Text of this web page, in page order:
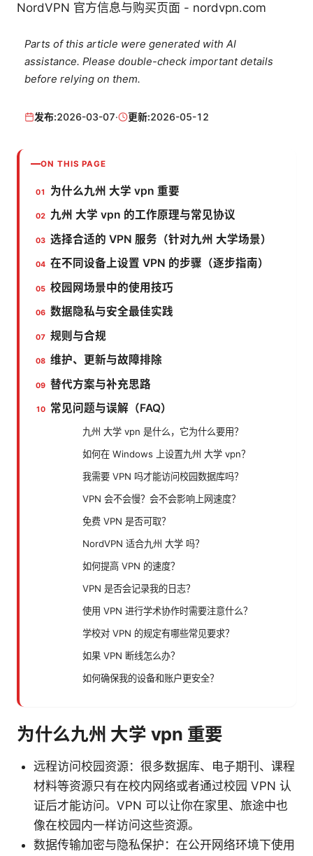
NordVPN 官方信息与购买页面 - nordvpn.com
Parts of this article were generated with AI
assistance. Please double-check important details
before relying on them.
发布:2026-03-07· 更新:2026-05-12
ON THIS PAGE
为什么九州 大学 vpn 重要
九州 大学 vpn 的工作原理与常见协议
选择合适的 VPN 服务（针对九州 大学场景）
在不同设备上设置 VPN 的步骤（逐步指南）
校园网场景中的使用技巧
数据隐私与安全最佳实践
规则与合规
维护、更新与故障排除
替代方案与补充思路
常见问题与误解（FAQ）
九州 大学 vpn 是什么，它为什么要用？
如何在 Windows 上设置九州 大学 vpn？
我需要 VPN 吗才能访问校园数据库吗？
VPN 会不会慢？会不会影响上网速度？
免费 VPN 是否可取？
NordVPN 适合九州 大学 吗？
如何提高 VPN 的速度？
VPN 是否会记录我的日志？
使用 VPN 进行学术协作时需要注意什么？
学校对 VPN 的规定有哪些常见要求？
如果 VPN 断线怎么办？
如何确保我的设备和账户更安全？
为什么九州 大学 vpn 重要
远程访问校园资源：很多数据库、电子期刊、课程
材料等资源只有在校内网络或者通过校园 VPN 认
证后才能访问。VPN 可以让你在家里、旅途中也
像在校园内一样访问这些资源。
数据传输加密与隐私保护：在公开网络环境下使用